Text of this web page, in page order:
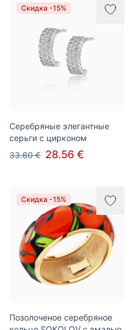
Скидка -15%
Серебряные элегантные
серьги с цирконом
33.60 € 28.56 €
Скидка -15%
Позолоченое серебряное